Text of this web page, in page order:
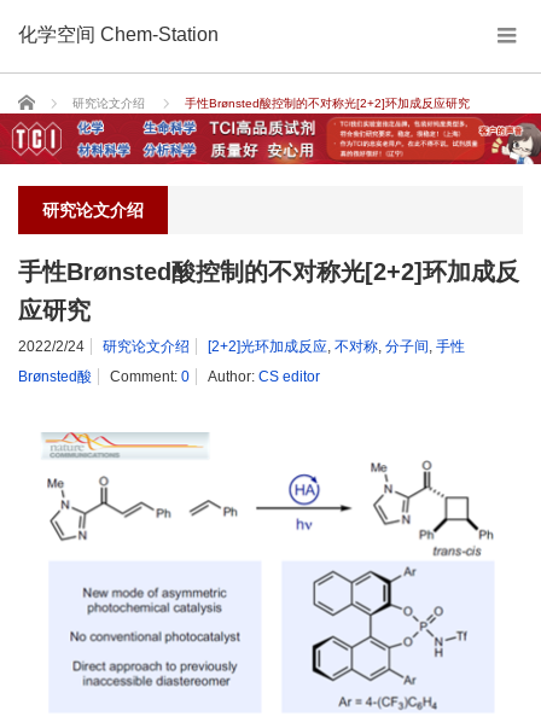
化学空间 Chem-Station
Home 研究论文介绍 手性Brønsted酸控制的不对称光[2+2]环加成反应研究
研究论文介绍
手性Brønsted酸控制的不对称光[2+2]环加成反
应研究
2022/2/24 研究论文介绍 [2+2]光环加成反应 不对称 分子间 手性
Brønsted酸
Comment: 0 Author: CS editor